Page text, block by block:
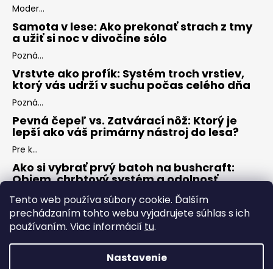
Tento web používa súbory cookie. Ďalším
prechádzaním tohto webu vyjadrujete súhlas s ich
používaním. Viac informácií tu.
Nastavenie
Moder...
Samota v lese: Ako prekonať strach z tmy
a užiť si noc v divočine sólo
Pozná...
Vrstvte ako profík: Systém troch vrstiev,
ktorý vás udrží v suchu počas celého dňa
Pozná...
Pevná čepeľ vs. Zatvárací nôž: Ktorý je
lepší ako váš primárny nástroj do lesa?
Pre k...
Ako si vybrať prvý batoh na bushcraft:
Objem, chrbtový systém a odolnosť
Keď s...
ARCHÍV